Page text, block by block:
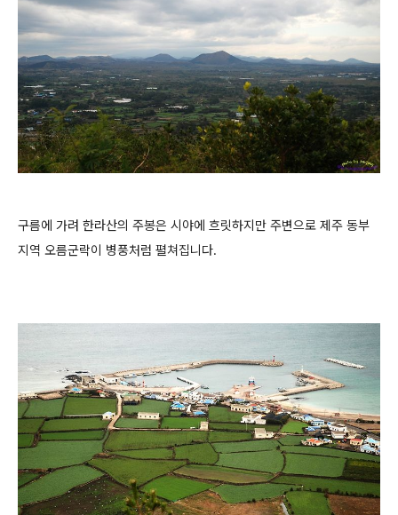
구름에 가려 한라산의 주봉은 시야에 흐릿하지만 주변으로 제주 동부
지역 오름군락이 병풍처럼 펼쳐집니다.